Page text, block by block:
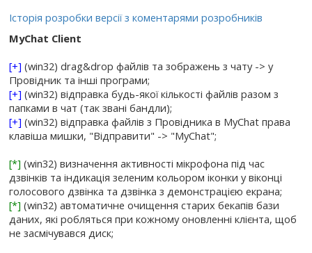
Історія розробки версії з коментарями розробників
MyChat Client
[+] (win32) drag&drop файлів та зображень з чату -> у
Провідник та інші програми;
[+] (win32) відправка будь-якої кількості файлів разом з
папками в чат (так звані бандли);
[+] (win32) відправка файлів з Провідника в MyChat права
клавіша мишки, "Відправити" -> "MyChat";
[*] (win32) визначення активності мікрофона під час
дзвінків та індикація зеленим кольором іконки у віконці
голосового дзвінка та дзвінка з демонстрацією екрана;
[*] (win32) автоматичне очищення старих бекапів бази
даних, які робляться при кожному оновленні клієнта, щоб
не засмічувався диск;